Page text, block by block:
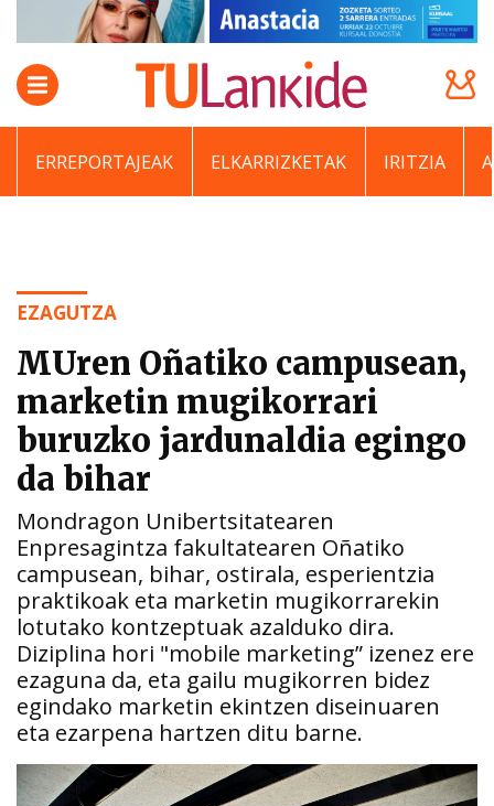
ERREPORTAJEAK ELKARRIZKETAK IRITZIA
EZAGUTZA
MUren Oñatiko campusean,
marketin mugikorrari
buruzko jardunaldia egingo
da bihar
Mondragon Unibertsitatearen
Enpresagintza fakultatearen Oñatiko
campusean, bihar, ostirala, esperientzia
praktikoak eta marketin mugikorrarekin
lotutako kontzeptuak azalduko dira.
Diziplina hori "mobile marketing” izenez ere
ezaguna da, eta gailu mugikorren bidez
egindako marketin ekintzen diseinuaren
eta ezarpena hartzen ditu barne.